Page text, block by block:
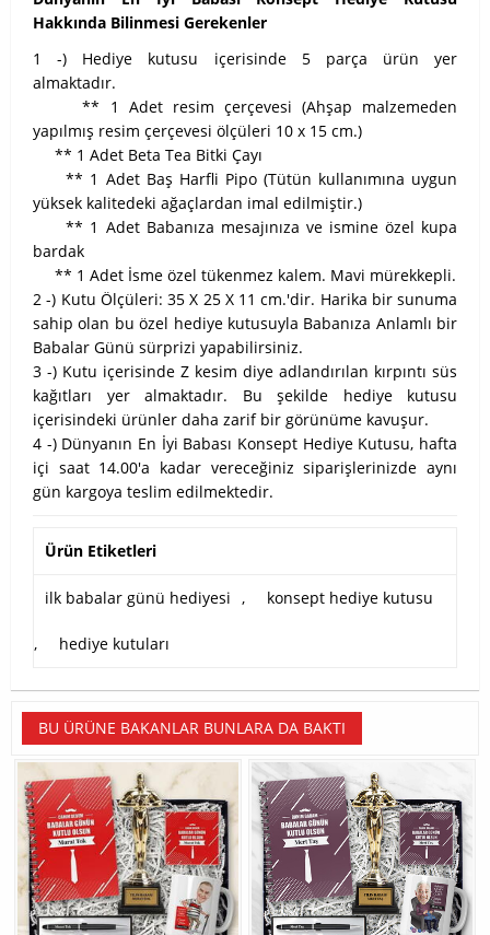
Hakkında Bilinmesi Gerekenler
1 -) Hediye kutusu içerisinde 5 parça ürün yer
almaktadır.
** 1 Adet resim çerçevesi (Ahşap malzemeden
yapılmış resim çerçevesi ölçüleri 10 x 15 cm.)
** 1 Adet Beta Tea Bitki Çayı
** 1 Adet Baş Harfli Pipo (Tütün kullanımına uygun
yüksek kalitedeki ağaçlardan imal edilmiştir.)
** 1 Adet Babanıza mesajınıza ve ismine özel kupa
bardak
** 1 Adet İsme özel tükenmez kalem. Mavi mürekkepli.
2 -) Kutu Ölçüleri: 35 X 25 X 11 cm.'dir. Harika bir sunuma
sahip olan bu özel hediye kutusuyla Babanıza Anlamlı bir
Babalar Günü sürprizi yapabilirsiniz.
3 -) Kutu içerisinde Z kesim diye adlandırılan kırpıntı süs
kağıtları yer almaktadır. Bu şekilde hediye kutusu
içerisindeki ürünler daha zarif bir görünüme kavuşur.
4 -) Dünyanın En İyi Babası Konsept Hediye Kutusu, hafta
içi saat 14.00'a kadar vereceğiniz siparişlerinizde aynı
gün kargoya teslim edilmektedir.
Ürün Etiketleri
ilk babalar günü hediyesi , konsept hediye kutusu
, hediye kutuları
BU ÜRÜNE BAKANLAR BUNLARA DA BAKTI